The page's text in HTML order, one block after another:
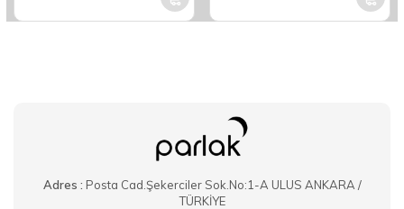
Adres : Posta Cad.Şekerciler Sok.No:1-A ULUS ANKARA /
TÜRKİYE